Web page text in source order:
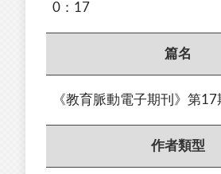
0：17
篇名
《教育脈動電子期刊》第17
作者類型